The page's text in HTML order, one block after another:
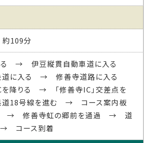
109分
る → 伊豆縦貫自動車道に入る
に入る → 修善寺道路に入る
降りる → 「修善寺IC」交差点を
号線を進む → コース案内板
→ 修善寺虹の郷前を通過 → 道
コース到着